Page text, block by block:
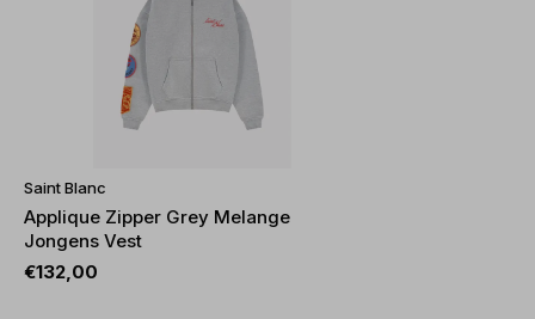
Saint Blanc
Applique Zipper Grey Melange
Jongens Vest
€132,00